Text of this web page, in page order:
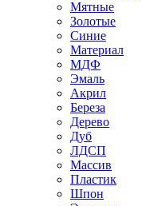
Мятные
Золотые
Синие
Материал
МДФ
Эмаль
Акрил
Береза
Дерево
Дуб
ЛДСП
Массив
Пластик
Шпон